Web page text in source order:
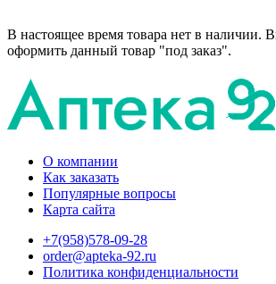
В настоящее время товара нет в наличии.
оформить данный товар "под заказ".
О компании
Как заказать
Популярные вопросы
Карта сайта
+7(958)578-09-28
order@apteka-92.ru
Политика конфиденциальности